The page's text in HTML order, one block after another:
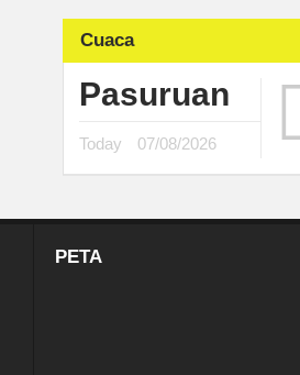
Cuaca
Pasuruan
Today 07/08/2026
PETA